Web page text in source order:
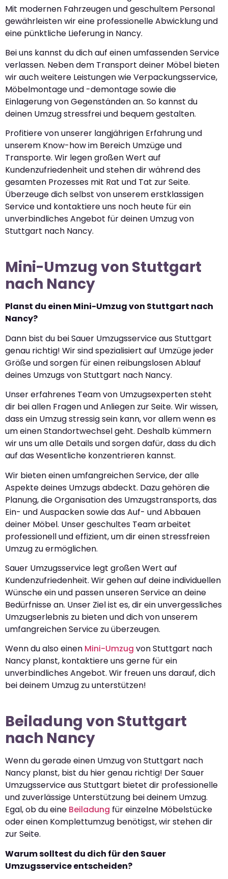
Mit modernen Fahrzeugen und geschultem Personal
gewährleisten wir eine professionelle Abwicklung und
eine pünktliche Lieferung in Nancy.
Bei uns kannst du dich auf einen umfassenden Service
verlassen. Neben dem Transport deiner Möbel bieten
wir auch weitere Leistungen wie Verpackungsservice,
Möbelmontage und -demontage sowie die
Einlagerung von Gegenständen an. So kannst du
deinen Umzug stressfrei und bequem gestalten.
Profitiere von unserer langjährigen Erfahrung und
unserem Know-how im Bereich Umzüge und
Transporte. Wir legen großen Wert auf
Kundenzufriedenheit und stehen dir während des
gesamten Prozesses mit Rat und Tat zur Seite.
Überzeuge dich selbst von unserem erstklassigen
Service und kontaktiere uns noch heute für ein
unverbindliches Angebot für deinen Umzug von
Stuttgart nach Nancy.
Mini-Umzug von Stuttgart
nach Nancy
Planst du einen Mini-Umzug von Stuttgart nach
Nancy?
Dann bist du bei Sauer Umzugsservice aus Stuttgart
genau richtig! Wir sind spezialisiert auf Umzüge jeder
Größe und sorgen für einen reibungslosen Ablauf
deines Umzugs von Stuttgart nach Nancy.
Unser erfahrenes Team von Umzugsexperten steht
dir bei allen Fragen und Anliegen zur Seite. Wir wissen,
dass ein Umzug stressig sein kann, vor allem wenn es
um einen Standortwechsel geht. Deshalb kümmern
wir uns um alle Details und sorgen dafür, dass du dich
auf das Wesentliche konzentrieren kannst.
Wir bieten einen umfangreichen Service, der alle
Aspekte deines Umzugs abdeckt. Dazu gehören die
Planung, die Organisation des Umzugstransports, das
Ein- und Auspacken sowie das Auf- und Abbauen
deiner Möbel. Unser geschultes Team arbeitet
professionell und effizient, um dir einen stressfreien
Umzug zu ermöglichen.
Sauer Umzugsservice legt großen Wert auf
Kundenzufriedenheit. Wir gehen auf deine individuellen
Wünsche ein und passen unseren Service an deine
Bedürfnisse an. Unser Ziel ist es, dir ein unvergessliches
Umzugserlebnis zu bieten und dich von unserem
umfangreichen Service zu überzeugen.
Wenn du also einen Mini-Umzug von Stuttgart nach
Nancy planst, kontaktiere uns gerne für ein
unverbindliches Angebot. Wir freuen uns darauf, dich
bei deinem Umzug zu unterstützen!
Beiladung von Stuttgart
nach Nancy
Wenn du gerade einen Umzug von Stuttgart nach
Nancy planst, bist du hier genau richtig! Der Sauer
Umzugsservice aus Stuttgart bietet dir professionelle
und zuverlässige Unterstützung bei deinem Umzug.
Egal, ob du eine Beiladung für einzelne Möbelstücke
oder einen Komplettumzug benötigst, wir stehen dir
zur Seite.
Warum solltest du dich für den Sauer
Umzugsservice entscheiden?